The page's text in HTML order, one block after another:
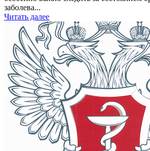
заболева...
Читать далее